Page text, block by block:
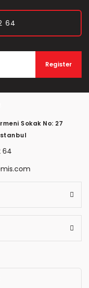
64
Register
Sokak No: 27
64